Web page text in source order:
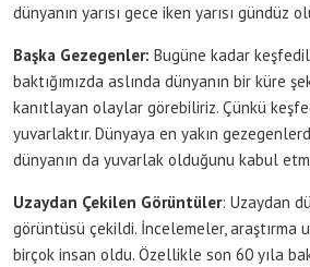
dünyanın yarısı gece iken yarısı gündüz
Başka Gezegenler: Bugüne kadar
baktığımızda aslında dünyanın bir küre
kanıtlayan olaylar görebiliriz. Çünkü
yuvarlaktır. Dünyaya en yakın
dünyanın da yuvarlak olduğunu kabul
Uzaydan Çekilen Görüntüler: Uzaydan
görüntüsü çekildi. İncelemeler, araştırma
birçok insan oldu. Özellikle son 60 yıla